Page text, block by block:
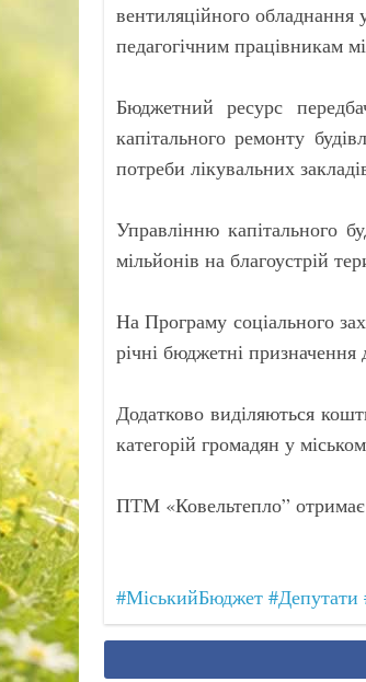
вентиляційного
педагогічним працівникам
Бюджетний ресурс
капітального ремонту
потреби лікувальних
Управлінню капітального
мільйонів на благоустрій
На Програму соціального
річні бюджетні
Додатково виділяються
категорій громадян у
ПТМ «Ковельтепло”
#МіськийБюджет #Депутати